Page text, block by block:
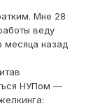
Мне 28
веду
назад
НУПом —